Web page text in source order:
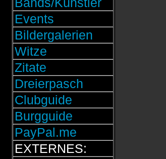
Events
Bildergalerien
Witze
Zitate
Dreierpasch
Clubguide
Burgguide
PayPal.me
EXTERNES: